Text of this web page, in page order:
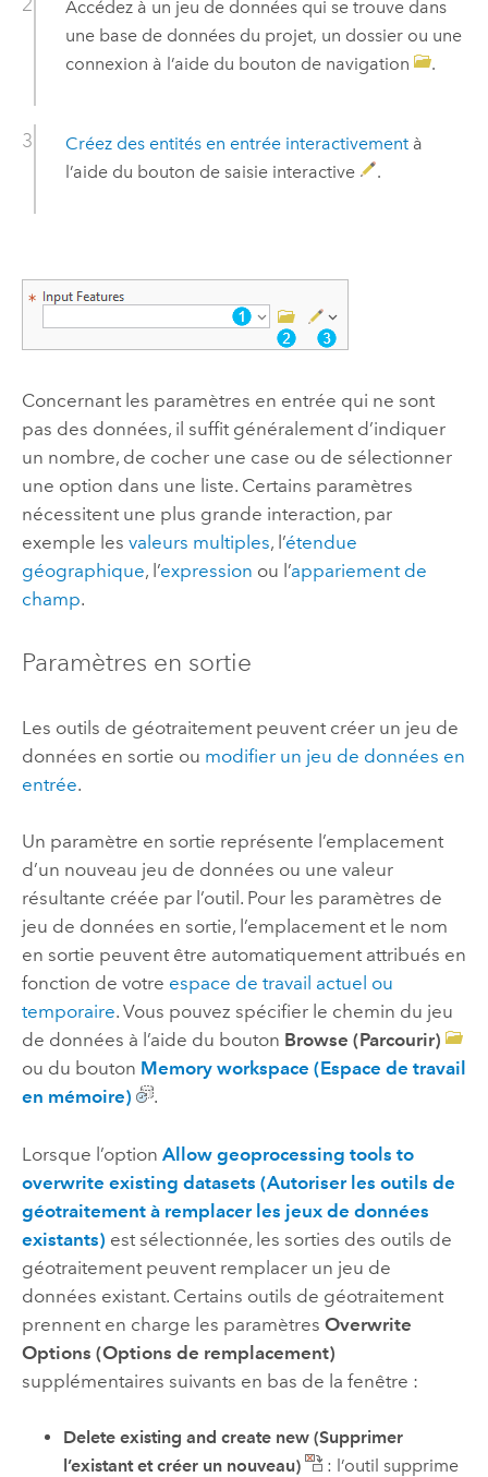
Accédez à un jeu de données qui se trouve dans
une base de données du projet, un dossier ou une
connexion à l’aide du bouton de navigation
.
Créez des entités en entrée interactivementà
l’aide du bouton de saisie interactive
.
Concernant les paramètres en entrée qui ne sont
pas des données, il suffit généralement d’indiquer
un nombre, de cocher une case ou de sélectionner
une option dans une liste. Certains paramètres
nécessitent une plus grande interaction, par
exemple les valeurs multiples, l’étendue
géographique, l’expression ou l’appariement de
champ.
Paramètres en sortie
Les outils de géotraitement peuvent créer un jeu de
données en sortie ou modifier un jeu de données en
entrée.
Un paramètre en sortie représente l’emplacement
d’un nouveau jeu de données ou une valeur
résultante créée par l’outil. Pour les paramètres de
jeu de données en sortie, l’emplacement et le nom
en sortie peuvent être automatiquement attribués en
fonction de votre espace de travail actuel ou
temporaire. Vous pouvez spécifier le chemin du jeu
de données à l’aide du bouton Browse (Parcourir)
ou du bouton Memory workspace (Espace de travail
en mémoire)
.
Lorsque l’option Allow geoprocessing tools to
overwrite existing datasets (Autoriser les outils de
géotraitement à remplacer les jeux de données
existants) est sélectionnée, les sorties des outils de
géotraitement peuvent remplacer un jeu de
données existant. Certains outils de géotraitement
prennent en charge les paramètres Overwrite
Options (Options de remplacement)
supplémentaires suivants en bas de la fenêtre :
Delete existing and create new (Supprimer
l’existant et créer un nouveau)
: l’outil supprime